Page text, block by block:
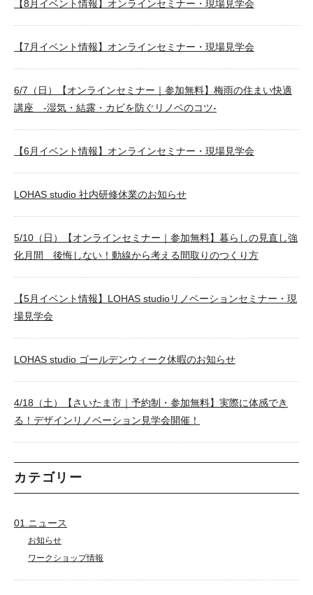
【8月イベント情報】オンラインセミナー・現場見学会
【7月イベント情報】オンラインセミナー・現場見学会
6/7（日）【オンラインセミナー｜参加無料】梅雨の住まい快適
講座 -湿気・結露・カビを防ぐリノベのコツ-
【6月イベント情報】オンラインセミナー・現場見学会
LOHAS studio 社内研修休業のお知らせ
5/10（日）【オンラインセミナー｜参加無料】暮らしの見直し強
化月間 後悔しない！動線から考える間取りのつくり方
【5月イベント情報】LOHAS studioリノベーションセミナー・現
場見学会
LOHAS studio ゴールデンウィーク休暇のお知らせ
4/18（土）【さいたま市｜予約制・参加無料】実際に体感でき
る！デザインリノベーション見学会開催！
カテゴリー
01.ニュース
お知らせ
ワークショップ情報